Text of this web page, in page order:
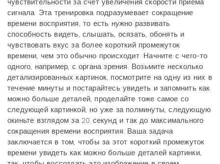
чувствительности за счет увеличения скорости приема
сигнала. Эта тренировка подразумевает сокращение
времени восприятия, то есть нужно развивать
способность видеть, слышать, осязать, обонять и
чувствовать вкус за более короткий промежуток
времени, чем это обычно происходит. Начните с чего-то
одного, например, с органа зрения. Возьмите несколько
детализированных картинок, посмотрите на одну из них в
течение минуты и постарайтесь увидеть и запомнить как
можно больше деталей, проделайте тоже самое со
следующей картинкой, но уже за полминуты, следующую
окиньте взглядом за 20 секунд и так до максимального
сокращения времени восприятия. Ваша задача
заключается в том, чтобы за этот короткий промежуток
времени увидеть как можно больше деталей картинки,